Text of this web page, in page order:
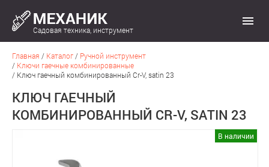
Садовая техника, инструмент
Главная / Каталог / Ручной инструмент
/ Ключи гаечные комбинированные
/ Ключ гаечный комбинированный Cr-V, satin 23
КЛЮЧ ГАЕЧНЫЙ
КОМБИНИРОВАННЫЙ CR-V, SATIN 23
В наличии